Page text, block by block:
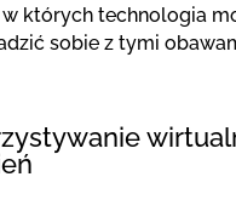
w których technologia
sobie z tymi